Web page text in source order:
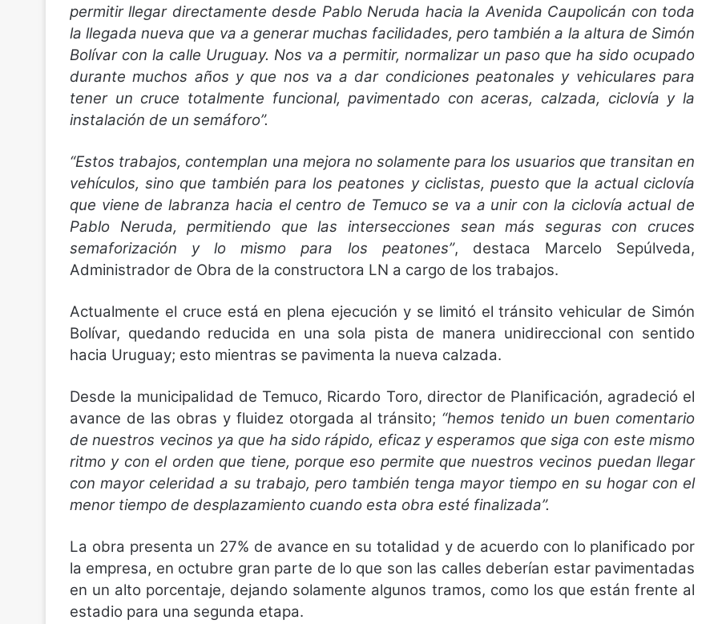
permitir llegar directamente desde Pablo Neruda hacia la Avenida Caupolicán con toda
la llegada nueva que va a generar muchas facilidades, pero también a la altura de Simón
Bolívar con la calle Uruguay. Nos va a permitir, normalizar un paso que ha sido ocupado
durante muchos años y que nos va a dar condiciones peatonales y vehiculares para
tener un cruce totalmente funcional, pavimentado con aceras, calzada, ciclovía y la
instalación de un semáforo”.
“Estos trabajos, contemplan una mejora no solamente para los usuarios que transitan en
vehículos, sino que también para los peatones y ciclistas, puesto que la actual ciclovía
que viene de labranza hacia el centro de Temuco se va a unir con la ciclovía actual de
Pablo Neruda, permitiendo que las intersecciones sean más seguras con cruces
semaforización y lo mismo para los peatones”, destaca Marcelo Sepúlveda,
Administrador de Obra de la constructora LN a cargo de los trabajos.
Actualmente el cruce está en plena ejecución y se limitó el tránsito vehicular de Simón
Bolívar, quedando reducida en una sola pista de manera unidireccional con sentido
hacia Uruguay; esto mientras se pavimenta la nueva calzada.
Desde la municipalidad de Temuco, Ricardo Toro, director de Planificación, agradeció el
avance de las obras y fluidez otorgada al tránsito; “hemos tenido un buen comentario
de nuestros vecinos ya que ha sido rápido, eficaz y esperamos que siga con este mismo
ritmo y con el orden que tiene, porque eso permite que nuestros vecinos puedan llegar
con mayor celeridad a su trabajo, pero también tenga mayor tiempo en su hogar con el
menor tiempo de desplazamiento cuando esta obra esté finalizada”.
La obra presenta un 27% de avance en su totalidad y de acuerdo con lo planificado por
la empresa, en octubre gran parte de lo que son las calles deberían estar pavimentadas
en un alto porcentaje, dejando solamente algunos tramos, como los que están frente al
estadio para una segunda etapa.